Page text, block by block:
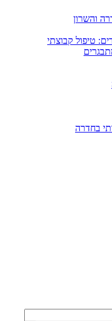
והשרון
טיפול קבוצתי
בחדרה